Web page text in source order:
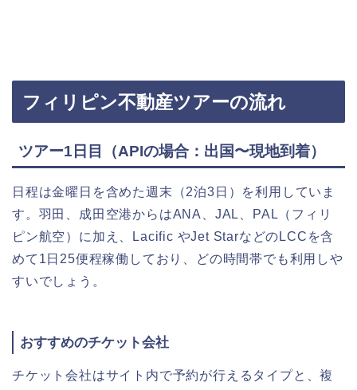
フィリピン不動産ツアーの流れ
ツアー1日目（APIの場合：出国〜現地到着）
日程は金曜日を含めた週末（2泊3日）を利用していま
す。羽田、成田空港からはANA、JAL、PAL（フィリ
ピン航空）に加え、Lacific やJet StarなどのLCCを含
めて1日25便程稼働しており、どの時間帯でも利用しや
すいでしょう。
おすすめのチケット会社
チケット会社はサイト内で予約が行えるタイプと、複